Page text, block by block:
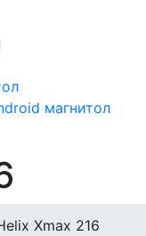
магнитол
Xmax 216